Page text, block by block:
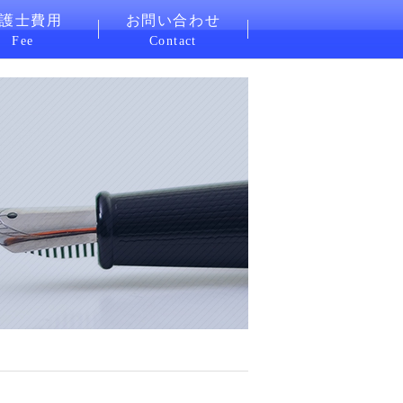
士費用
Fee
お問い合わせ
Contact